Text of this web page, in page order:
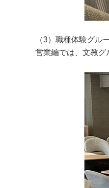
（3）職種体験グル
営業編では、文教グ